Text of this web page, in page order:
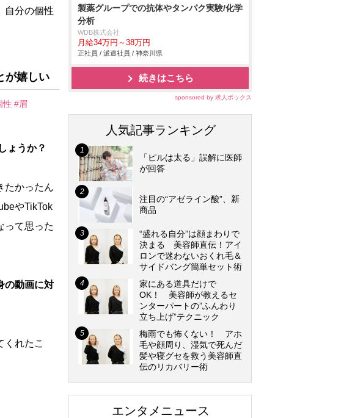
自分の個性
が嬉しい
性 #眉
ょうか？
たかったん
やTikTok
って思った
の動画に対
くれたこ
製薬グループでの抗体やタンパク実験/化学
分析
WDB株式会社
月給34万円～38万円
正社員 / 派遣社員 / 神奈川県
続きはこちら
sponsored by 求人ボックス
人気記事ランキング
「ピルは太る」誤解に医師
が回答
注目の“アゼライン酸”、新
商品
“盛れる自分”は顔まわりで
決まる 美容師直伝！アイ
ロンで迷わないおくれ毛＆
サイドバング簡単セット術
家にある道具だけで
OK！ 美容師が教えるセ
ンターパートの”ふんわり
立ち上げ”テクニック
梅雨でも怖くない！ アホ
毛や顔周り、湿気で死んだ
髪や寝グセを救う美容師直
伝のリカバリー術
エンタメニュース